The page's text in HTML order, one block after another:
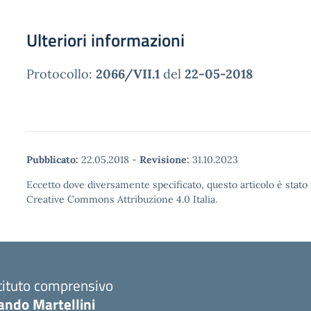
Ulteriori informazioni
Protocollo: 2066/VII.1 del 22-05-2018
Pubblicato: 22.05.2018 - Revisione: 31.10.2023
Eccetto dove diversamente specificato, questo articolo è
Creative Commons Attribuzione 4.0 Italia.
comprensivo
Martellini